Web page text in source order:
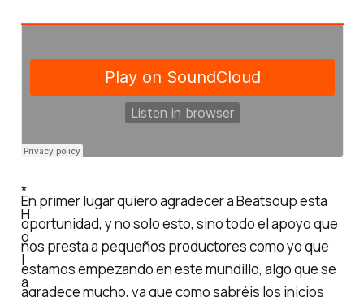
*
H
o
l
a
En primer lugar quiero agradecer a Beatsoup esta
oportunidad, y no solo esto, sino todo el apoyo que
nos presta a pequeños productores como yo que
estamos empezando en este mundillo, algo que se
agradece mucho, ya que como sabréis los inicios